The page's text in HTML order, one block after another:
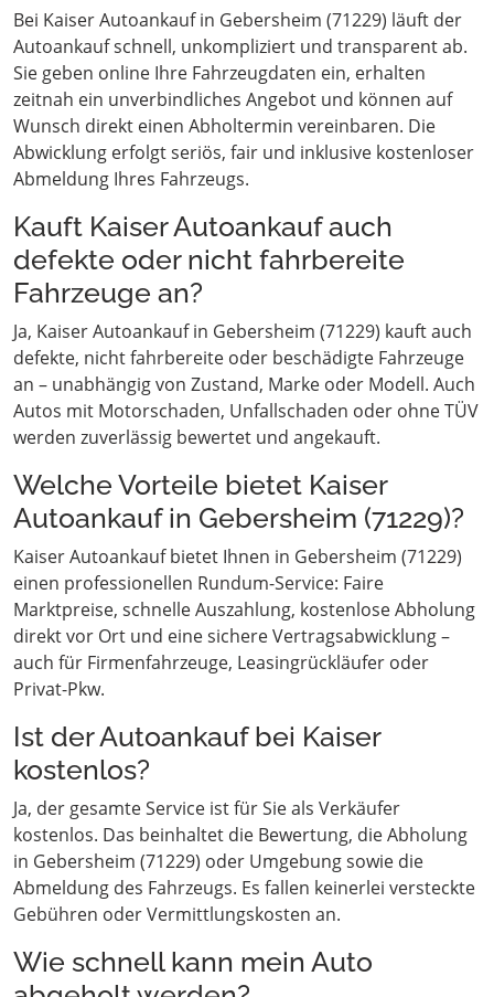
Bei Kaiser Autoankauf in Gebersheim (71229) läuft der
Autoankauf schnell, unkompliziert und transparent ab.
Sie geben online Ihre Fahrzeugdaten ein, erhalten
zeitnah ein unverbindliches Angebot und können auf
Wunsch direkt einen Abholtermin vereinbaren. Die
Abwicklung erfolgt seriös, fair und inklusive kostenloser
Abmeldung Ihres Fahrzeugs.
Kauft Kaiser Autoankauf auch
defekte oder nicht fahrbereite
Fahrzeuge an?
Ja, Kaiser Autoankauf in Gebersheim (71229) kauft auch
defekte, nicht fahrbereite oder beschädigte Fahrzeuge
an – unabhängig von Zustand, Marke oder Modell. Auch
Autos mit Motorschaden, Unfallschaden oder ohne TÜV
werden zuverlässig bewertet und angekauft.
Welche Vorteile bietet Kaiser
Autoankauf in Gebersheim (71229)?
Kaiser Autoankauf bietet Ihnen in Gebersheim (71229)
einen professionellen Rundum-Service: Faire
Marktpreise, schnelle Auszahlung, kostenlose Abholung
direkt vor Ort und eine sichere Vertragsabwicklung –
auch für Firmenfahrzeuge, Leasingrückläufer oder
Privat-Pkw.
Ist der Autoankauf bei Kaiser
kostenlos?
Ja, der gesamte Service ist für Sie als Verkäufer
kostenlos. Das beinhaltet die Bewertung, die Abholung
in Gebersheim (71229) oder Umgebung sowie die
Abmeldung des Fahrzeugs. Es fallen keinerlei versteckte
Gebühren oder Vermittlungskosten an.
Wie schnell kann mein Auto